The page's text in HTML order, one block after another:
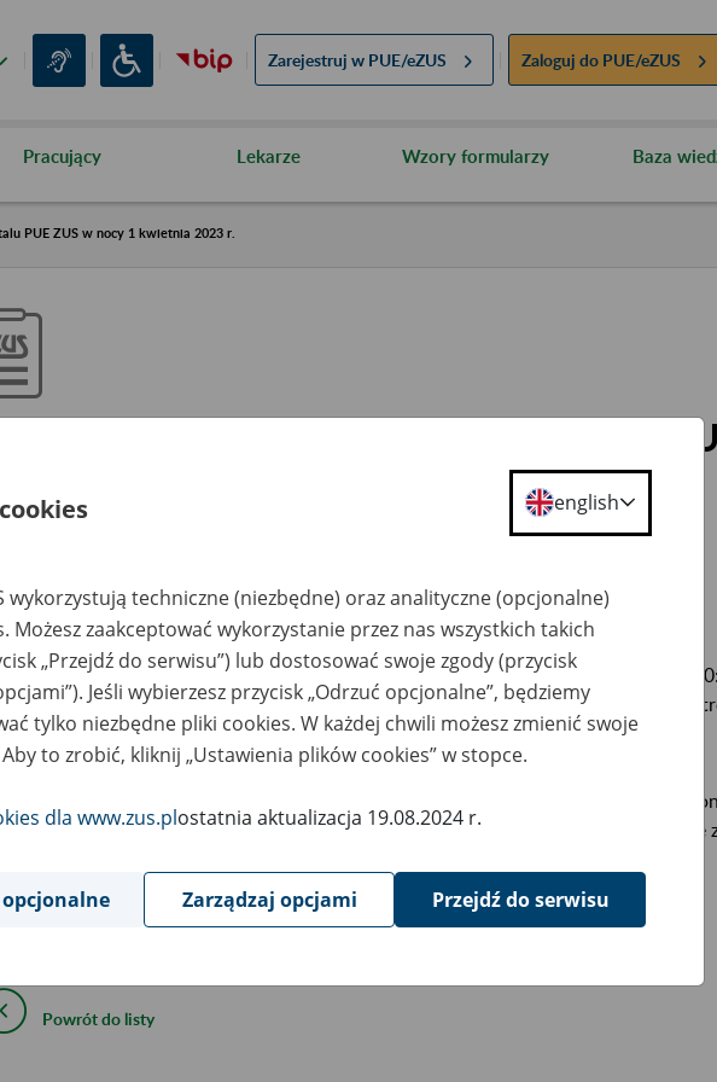
Zarejestruj w PUE/eZUS Zaloguj do PUE/eZUS
Pracujący Lekarze Wzory formularzy Baza
PUE ZUS w nocy 1 kwietnia 2023 r.
w dostępie do portalu PUE
z koniecznością przeprowadzenia prac serwisowych 1 kwietnia od godziny
01:00 mogą wystąpić ograniczenia w dostępie do portalu Platformy Usług
jego funkcji.
czasie lekarze i asystenci medyczni mogą bez zakłóceń wystawiać e-ZLA. Na
będzie dostęp doPulpitu Lekarza– narzędzia, które pozwala na wystawianie
za utrudnienia.
Powrót do listy
english
wykorzystują techniczne (niezbędne) oraz analityczne (opcjonalne)
Możesz zaakceptować wykorzystanie przez nas wszystkich takich
„Przejdź do serwisu”) lub dostosować swoje zgody (przycisk
Jeśli wybierzesz przycisk „Odrzuć opcjonalne”, będziemy
tylko niezbędne pliki cookies. W każdej chwili możesz zmienić swoje
to zrobić, kliknij „Ustawienia plików cookies” w stopce.
dla www.zus.plostatnia aktualizacja 19.08.2024 r.
Zarządzaj opcjami Przejdź do serwisu